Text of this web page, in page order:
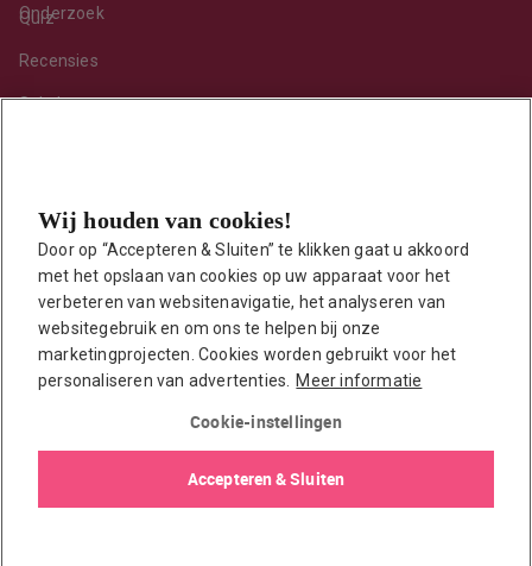
Onderzoek
Quiz
Recensies
Sekshoroscoop
Toy van de maand
Vraag ’t onze seksuoloog
Interessante links
Seksuologen in Nederland
Erotisch verhaal insturen
EasyToys shop
Wij houden van cookies!
Door op “Accepteren & Sluiten” te klikken gaat u akkoord
met het opslaan van cookies op uw apparaat voor het
verbeteren van websitenavigatie, het analyseren van
websitegebruik en om ons te helpen bij onze
marketingprojecten. Cookies worden gebruikt voor het
personaliseren van advertenties. Meer informatie
Cookie-instellingen
Accepteren & Sluiten